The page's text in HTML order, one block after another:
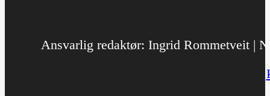
Ansvarlig redaktør: Ingrid Rommetveit |